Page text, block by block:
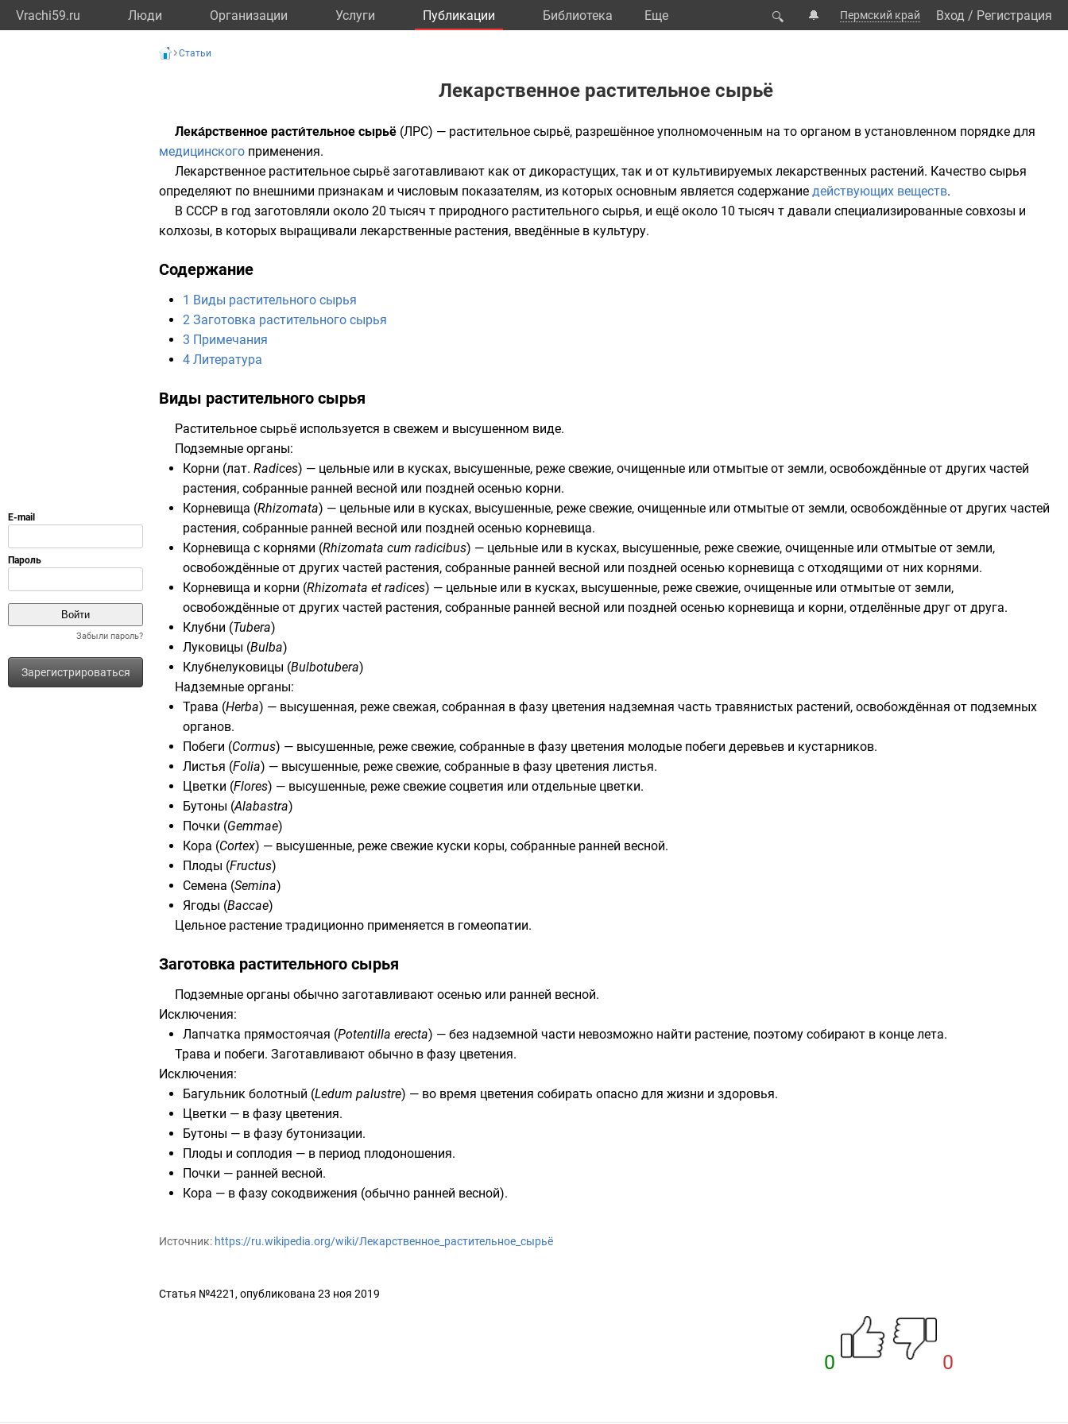
Vrachi59.ru Люди Организации Услуги Публикации Библиотека Eще 🔍 🔔 Пермский край Вход / Регистрация
Забыли пароль?
Зарегистрироваться
Статьи
Лекарственное растительное сырьё
Лека́рственное расти́тельное сырьё (ЛРС) — растительное сырьё, разрешённое уполномоченным на то органом в установленном порядке для
медицинского применения.
Лекарственное растительное сырьё заготавливают как от дикорастущих, так и от культивируемых лекарственных растений. Качество сырья
определяют по внешними признакам и числовым показателям, из которых основным является содержание действующих веществ.
В СССР в год заготовляли около 20 тысяч т природного растительного сырья, и ещё около 10 тысяч т давали специализированные совхозы и
колхозы, в которых выращивали лекарственные растения, введённые в культуру.
Содержание
1 Виды растительного сырья
2 Заготовка растительного сырья
3 Примечания
4 Литература
Виды растительного сырья
Растительное сырьё используется в свежем и высушенном виде.
Подземные органы:
Корни (лат. Radices) — цельные или в кусках, высушенные, реже свежие, очищенные или отмытые от земли, освобождённые от других частей
растения, собранные ранней весной или поздней осенью корни.
Корневища (Rhizomata) — цельные или в кусках, высушенные, реже свежие, очищенные или отмытые от земли, освобождённые от других частей
растения, собранные ранней весной или поздней осенью корневища.
Корневища с корнями (Rhizomata cum radicibus) — цельные или в кусках, высушенные, реже свежие, очищенные или отмытые от земли,
освобождённые от других частей растения, собранные ранней весной или поздней осенью корневища с отходящими от них корнями.
Корневища и корни (Rhizomata et radices) — цельные или в кусках, высушенные, реже свежие, очищенные или отмытые от земли,
освобождённые от других частей растения, собранные ранней весной или поздней осенью корневища и корни, отделённые друг от друга.
Клубни (Tubera)
Луковицы (Bulba)
Клубнелуковицы (Bulbotubera)
Надземные органы:
Трава (Herba) — высушенная, реже свежая, собранная в фазу цветения надземная часть травянистых растений, освобождённая от подземных
органов.
Побеги (Cormus) — высушенные, реже свежие, собранные в фазу цветения молодые побеги деревьев и кустарников.
Листья (Folia) — высушенные, реже свежие, собранные в фазу цветения листья.
Цветки (Flores) — высушенные, реже свежие соцветия или отдельные цветки.
Бутоны (Alabastra)
Почки (Gemmae)
Кора (Cortex) — высушенные, реже свежие куски коры, собранные ранней весной.
Плоды (Fructus)
Семена (Semina)
Ягоды (Baccae)
Цельное растение традиционно применяется в гомеопатии.
Заготовка растительного сырья
Подземные органы обычно заготавливают осенью или ранней весной.
Исключения:
Лапчатка прямостоячая (Potentilla erecta) — без надземной части невозможно найти растение, поэтому собирают в конце лета.
Трава и побеги. Заготавливают обычно в фазу цветения.
Исключения:
Багульник болотный (Ledum palustre) — во время цветения собирать опасно для жизни и здоровья.
Цветки — в фазу цветения.
Бутоны — в фазу бутонизации.
Плоды и соплодия — в период плодоношения.
Почки — ранней весной.
Кора — в фазу сокодвижения (обычно ранней весной).
Источник: https://ru.wikipedia.org/wiki/Лекарственное_растительное_сырьё
Статья №4221, опубликована 23 ноя 2019
0 0